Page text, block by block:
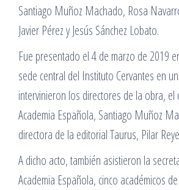
Santiago Muñoz Machado, Rosa
Javier Pérez y Jesús Sánchez Lobato.
Fue presentado el 4 de marzo de 2019
sede central del Instituto Cervantes en
intervinieron los directores de la obra, el
Academia Española, Santiago Muñoz
directora de la editorial Taurus, Pilar
A dicho acto, también asistieron la
Academia Española, cinco académicos